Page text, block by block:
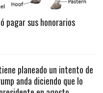
pagar sus honorarios
planeado un intento de
anda diciendo que lo